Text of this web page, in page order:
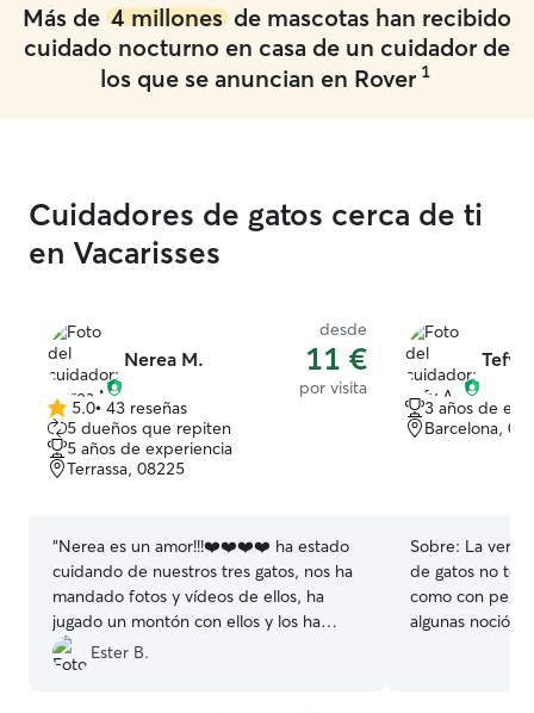
Más de 4 millones de mascotas han recibido
cuidado nocturno en casa de un cuidador de
los que se anuncian en Rover 1
Cuidadores de gatos cerca de ti
en Vacarisses
Nerea M.
desde
11 €
por visita
5.0
de
5
estrellas
5.0• 43 reseñas
5 dueños que repiten
5 años de experiencia
Terrassa, 08225
“Nerea es un amor!!!❤️❤️❤️❤️ ha estado
cuidando de nuestros tres gatos, nos ha
mandado fotos y vídeos de ellos, ha
jugado un montón con ellos y los ha
cuidado como si fuesen suyos. Estamos
muy muy contentos y seguro que
Ester B.
Tefy
3 años de
Barcelona,
Sobre: La
de gatos no
como con perros
algunas noción